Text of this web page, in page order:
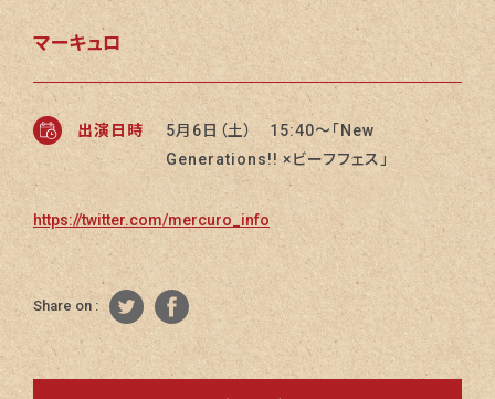
マーキュロ
出演日時
5月6日（土） 15:40〜「New
Generations!! ×ビーフフェス」
https://twitter.com/mercuro_info
Share on :